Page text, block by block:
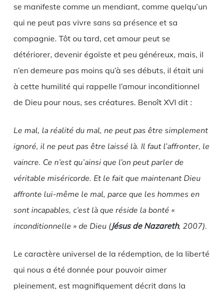
se manifeste comme un mendiant, comme quelqu’un
qui ne peut pas vivre sans sa présence et sa
compagnie. Tôt ou tard, cet amour peut se
détériorer, devenir égoïste et peu généreux, mais, il
n’en demeure pas moins qu’à ses débuts, il était uni
à cette humilité qui rappelle l’amour inconditionnel
de Dieu pour nous, ses créatures. Benoît XVI dit :
Le mal, la réalité du mal, ne peut pas être simplement
ignoré, il ne peut pas être laissé là. Il faut l’affronter, le
vaincre. Ce n’est qu’ainsi que l’on peut parler de
véritable miséricorde. Et le fait que maintenant Dieu
affronte lui-même le mal, parce que les hommes en
sont incapables, c’est là que réside la bonté «
inconditionnelle » de Dieu (Jésus de Nazareth, 2007).
Le caractère universel de la rédemption, de la liberté
qui nous a été donnée pour pouvoir aimer
pleinement, est magnifiquement décrit dans la